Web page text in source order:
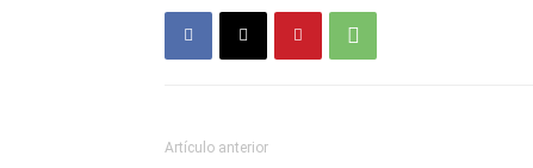
Artículo anterior